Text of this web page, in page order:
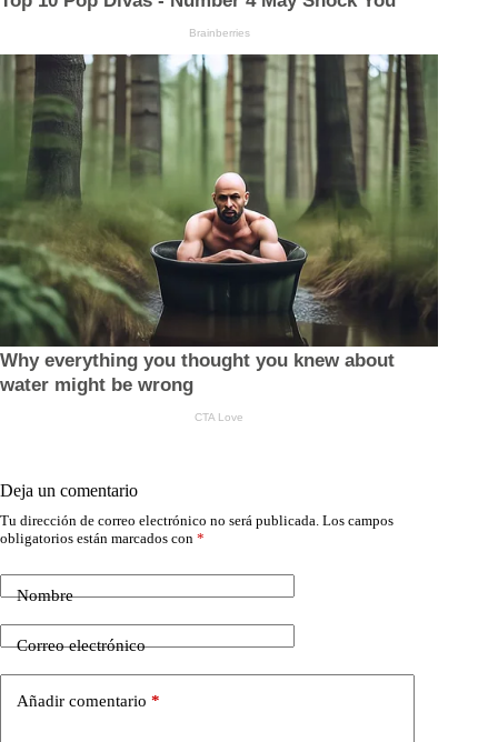
Deja un comentario
Tu dirección de correo electrónico no será publicada. Los campos
obligatorios están marcados con *
Nombre
Correo electrónico
Añadir comentario *